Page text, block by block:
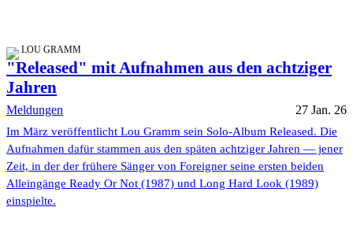
LOU GRAMM
"Released" mit Aufnahmen aus den achtziger
Jahren
Meldungen 27 Jan. 26
Im März veröffentlicht Lou Gramm sein Solo-Album Released. Die
Aufnahmen dafür stammen aus den späten achtziger Jahren — jener
Zeit, in der der frühere Sänger von Foreigner seine ersten beiden
Alleingänge Ready Or Not (1987) und Long Hard Look (1989)
einspielte.